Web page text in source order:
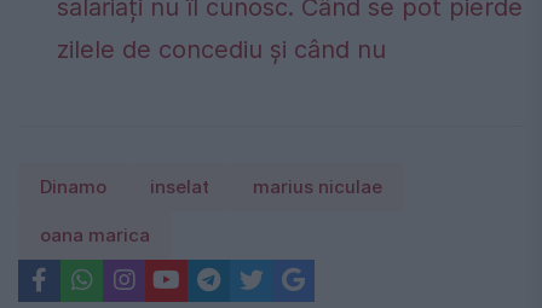
salariați nu îl cunosc. Când se pot pierde
zilele de concediu și când nu
Dinamo inselat marius niculae
oana marica